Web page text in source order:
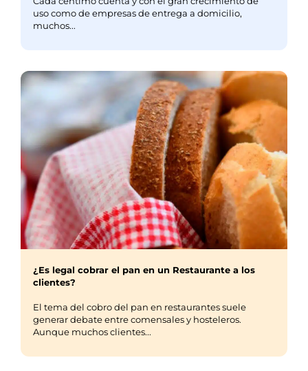
uso como de empresas de entrega a domicilio,
muchos...
¿Es legal cobrar el pan en un Restaurante a los
clientes?
El tema del cobro del pan en restaurantes suele
generar debate entre comensales y hosteleros.
Aunque muchos clientes...